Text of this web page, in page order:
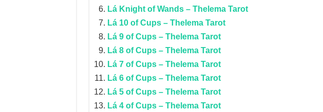
Lá Knight of Wands – Thelema Tarot
Lá 10 of Cups – Thelema Tarot
Lá 9 of Cups – Thelema Tarot
Lá 8 of Cups – Thelema Tarot
Lá 7 of Cups – Thelema Tarot
Lá 6 of Cups – Thelema Tarot
Lá 5 of Cups – Thelema Tarot
Lá 4 of Cups – Thelema Tarot